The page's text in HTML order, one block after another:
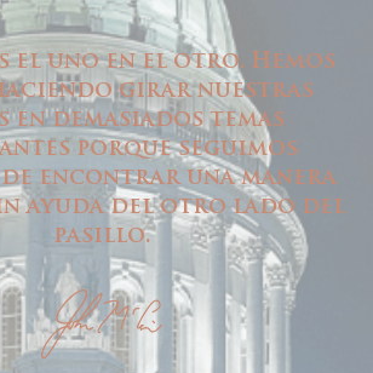
el uno en el otro. Hemos
girar nuestras
en demasiados temas
porque seguimos
encontrar una manera
ayuda del otro lado del
pasillo.